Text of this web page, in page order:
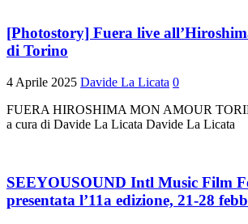
[Photostory] Fuera live
di Torino
4 Aprile 2025 Davide La Licata 0
FUERA HIROSHIMA MON AMOUR
a cura di Davide La Licata Davide La Licata
SEEYOUSOUND Intl Music Film
presentata l’11a edizione, 21-28